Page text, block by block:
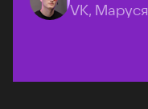
VK, Маруся